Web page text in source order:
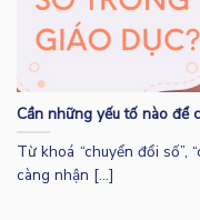
Cần những yếu tố nào để
Từ khoá “chuyển đổi số”,
càng nhận [...]